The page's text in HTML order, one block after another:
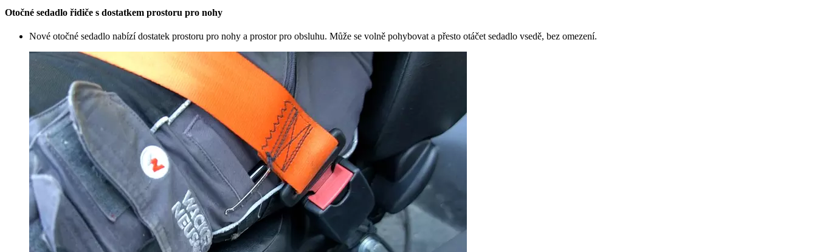
Otočné sedadlo řidiče s dostatkem prostoru pro nohy
Nové otočné sedadlo nabízí dostatek prostoru pro nohy a prostor pro obsluhu. Může se volně pohybovat a přesto otáčet sedadlo vsedě, bez omezení.